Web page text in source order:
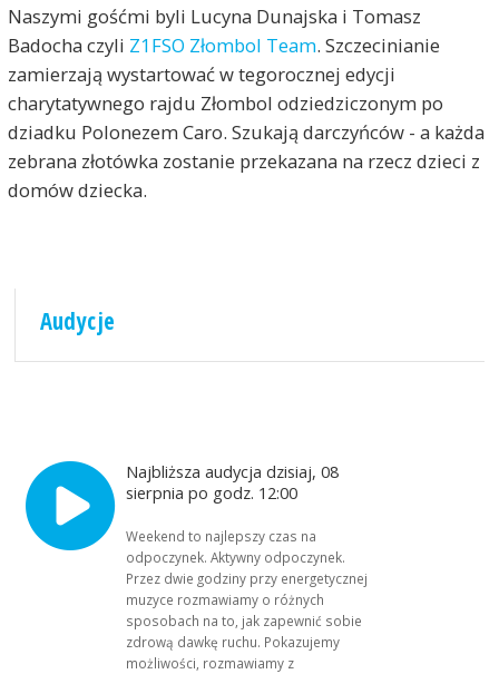
Naszymi gośćmi byli Lucyna Dunajska i Tomasz
Badocha czyli Z1FSO Złombol Team. Szczecinianie
zamierzają wystartować w tegorocznej edycji
charytatywnego rajdu Złombol odziedziczonym po
dziadku Polonezem Caro. Szukają darczyńców - a każda
zebrana złotówka zostanie przekazana na rzecz dzieci z
domów dziecka.
Audycje
Najbliższa audycja dzisiaj, 08
sierpnia po godz. 12:00
Weekend to najlepszy czas na
odpoczynek. Aktywny odpoczynek.
Przez dwie godziny przy energetycznej
muzyce rozmawiamy o różnych
sposobach na to, jak zapewnić sobie
zdrową dawkę ruchu. Pokazujemy
możliwości, rozmawiamy z